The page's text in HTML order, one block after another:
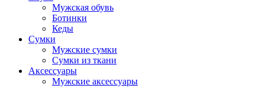
Мужская обувь
Ботинки
Кеды
Сумки
Мужские сумки
Сумки из ткани
Аксессуары
Мужские аксессуары